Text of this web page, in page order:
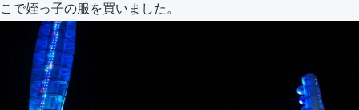
こで姪っ子の服を買いました。